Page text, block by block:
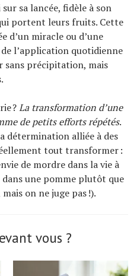
sa lancée, fidèle à son
portent leurs fruits. Cette
d’un miracle ou d’une
l’application quotidienne
sans précipitation, mais
?La transformation d’une
de petits efforts répétés.
détermination alliée à des
tout transformer :
de mordre dans la vie à
une pomme plutôt que
on ne juge pas !).
vous ?